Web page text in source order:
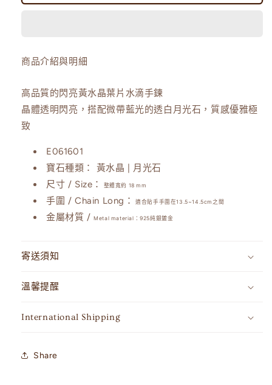
水
月
光
環
數
量
減
少
月
光
數
量
增
加
商品介紹與明細
高品質的閃亮黃水晶葉片水滴手鍊
晶體透明閃亮，搭配微帶藍光的透白月光石，質感優雅極
致
E061601
寶石種類：
黃水晶 | 月光石
尺寸 / Size：
整體寬約 18 mm
手圍 / Chain Long： 適合貼手手圍在13.5~14.5cm之間
金屬材質 /Metal material：925純銀鍍金
寄送須知
溫馨提醒
International Shipping
Share